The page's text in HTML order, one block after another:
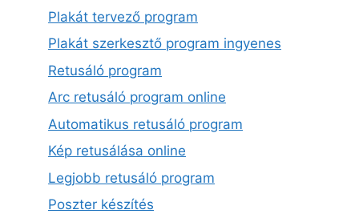
Plakát tervező program
Plakát szerkesztő program ingyenes
Retusáló program
Arc retusáló program online
Automatikus retusáló program
Kép retusálása online
Legjobb retusáló program
Poszter készítés